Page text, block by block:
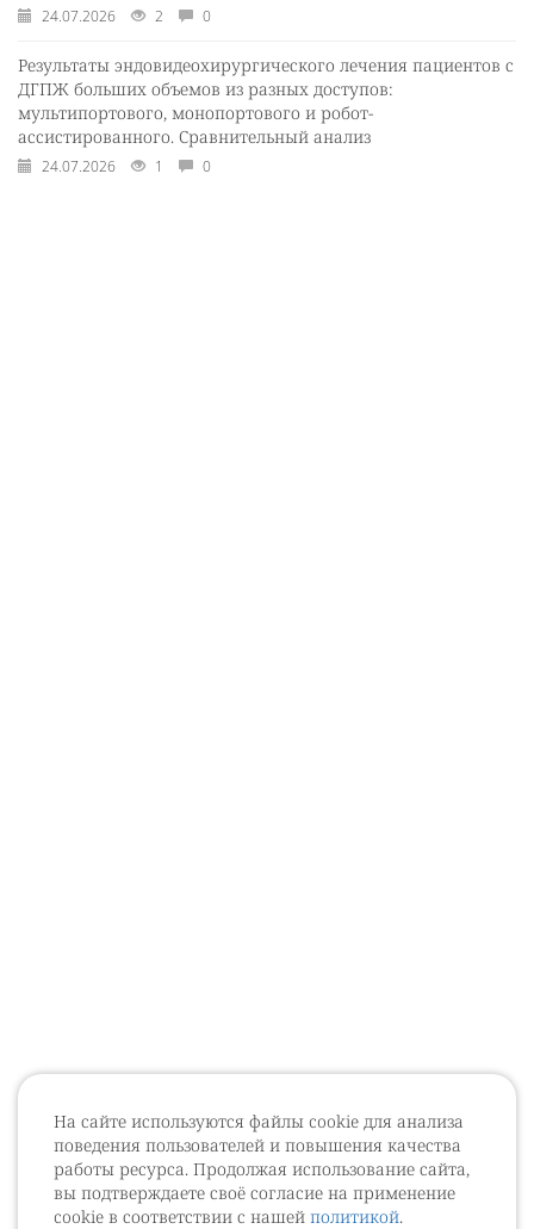
На сайте используются файлы cookie для анализа
поведения пользователей и повышения качества
работы ресурса. Продолжая использование сайта,
вы подтверждаете своё согласие на применение
cookie в соответствии с нашей политикой.
24.07.2026 2 0
Результаты эндовидеохирургического лечения пациентов с
ДГПЖ больших объемов из разных доступов:
мультипортового, монопортового и робот-
ассистированного. Сравнительный анализ
24.07.2026 1 0